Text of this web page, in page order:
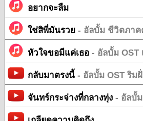
อยากจะลืม
ใช่สิพี่มันรวย - อัลบั้ม ชีวิตภาค
หัวใจขอมีแค่เธอ - อัลบั้ม OST
กลับมาตรงนี้ - อัลบั้ม OST ริม
จันทร์กระจ่างที่กลางทุ่ง - อัลบั้ม